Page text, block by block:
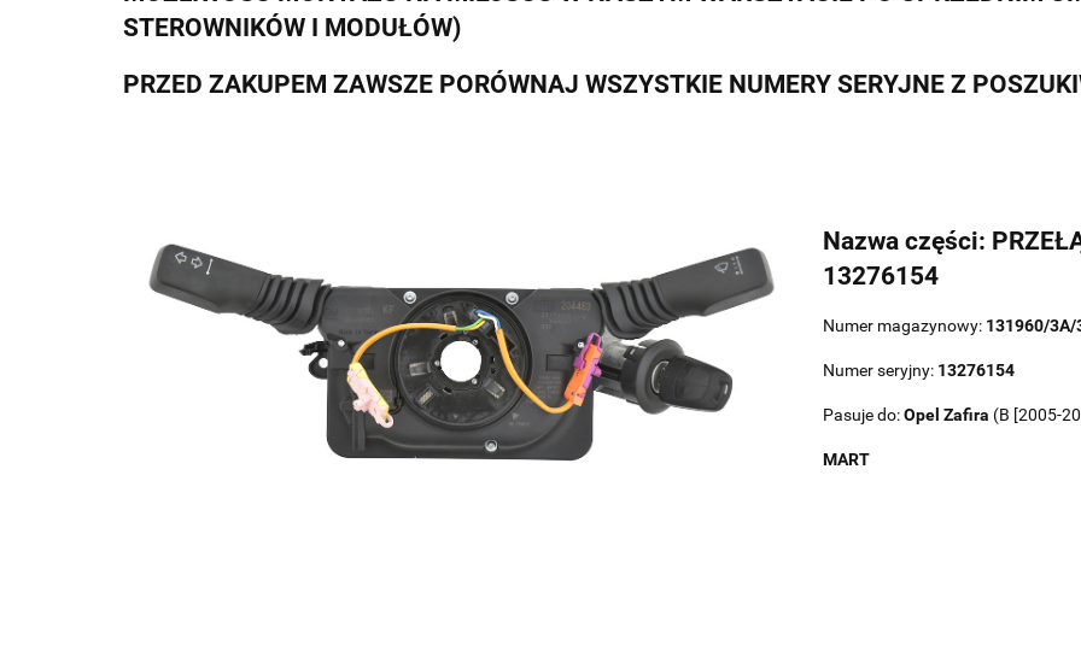
STEROWNIKÓW I MODUŁÓW)
PRZED ZAKUPEM ZAWSZE PORÓWNAJ WSZYSTKIE NUMERY SERYJNE Z
Nazwa części:
13276154
Numer magazynowy: 131960/3A/
Numer seryjny: 13276154
Pasuje do:Opel Zafira (B [2005-
MART